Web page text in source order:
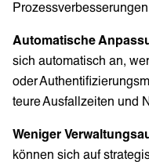
Automatische
sich automatisch an,
oder
teure Ausfallzeiten und
Weniger
können sich auf